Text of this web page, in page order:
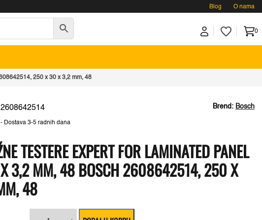
Blog O nama
0
250 x 30 x 3,2 mm, 48
Brend: Bosch
Dostava 3-5 radnih dana
TESTERE EXPERT FOR LAMINATED PANEL
3,2 MM, 48 BOSCH 2608642514, 250 X
48